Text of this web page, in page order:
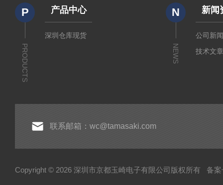
P
PRODUCTS
产品中心
深圳仓库现货
N
NEWS
新闻
公司新
技术文
联系邮箱：wc@tamasaki.com
Copyright © 2026 深圳市京都玉崎电子有限公司版权所有 备案